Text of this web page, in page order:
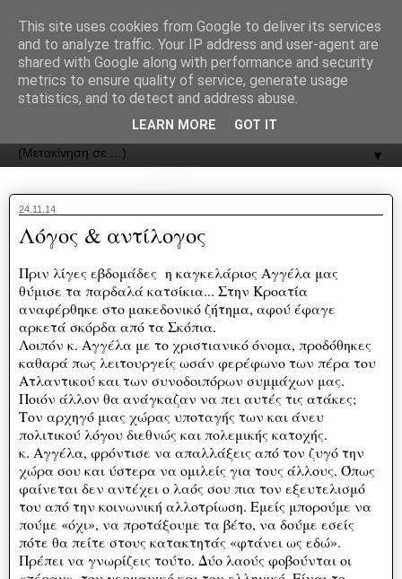
ΟΔΟΣ
▼
24.11.14
Λόγος & αντίλογος
Πριν λίγες εβδομάδες η καγκελάριος Αγγέλα μας
θύμισε τα παρδαλά κατσίκια... Στην Κροατία
αναφέρθηκε στο μακεδονικό ζήτημα, αφού έφαγε
αρκετά σκόρδα από τα Σκόπια.
Λοιπόν κ. Αγγέλα με το χριστιανικό όνομα, προδόθηκες
καθαρά πως λειτουργείς ωσάν φερέφωνο των πέρα του
Ατλαντικού και των συνοδοιπόρων συμμάχων μας.
Ποιόν άλλον θα ανάγκαζαν να πει αυτές τις ατάκες;
Τον αρχηγό μιας χώρας υποταγής των και άνευ
πολιτικού λόγου διεθνώς και πολεμικής κατοχής.
κ. Αγγέλα, φρόντισε να απαλλάξεις από τον ζυγό την
χώρα σου και ύστερα να ομιλείς για τους άλλους. Όπως
φαίνεται δεν αντέχει ο λαός σου πια τον εξευτελισμό
του από την κοινωνική αλλοτρίωση. Εμείς μπορούμε να
πούμε «όχι», να προτάξουμε τα βέτο, να δούμε εσείς
πότε θα πείτε στους κατακτητάς «φτάνει ως εδώ».
Πρέπει να γνωρίζεις τούτο. Δύο λαούς φοβούνται οι
This site uses cookies from Google to deliver its services
and to analyze traffic. Your IP address and user-agent are
shared with Google along with performance and security
metrics to ensure quality of service, generate usage
statistics, and to detect and address abuse.
LEARN MORE GOT IT